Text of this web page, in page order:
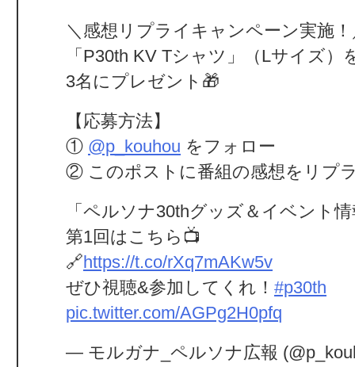
＼感想リプライキャンペーン実施
「P30th KV Tシャツ」（Lサイズ）
3名にプレゼント🎁
【応募方法】
① @p_kouhou をフォロー
② このポストに番組の感想をリプ
「ペルソナ30thグッズ＆イベント
第1回はこちら📺
🔗https://t.co/rXq7mAKw5v
ぜひ視聴&参加してくれ！ #p30th
pic.twitter.com/AGPg2H0pfq
— モルガナ_ペルソナ広報